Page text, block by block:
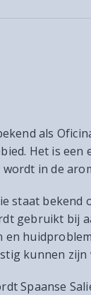
als
Het is
in de
staat
gebruikt bij
kunnen
Spaanse